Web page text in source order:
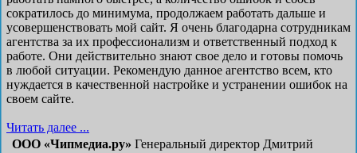
сократилось до минимума, продолжаем работать дальше и
усовершенствовать мой сайт. Я очень благодарна сотрудникам
агентства за их профессионализм и ответственный подход к
работе. Они действительно знают свое дело и готовы помочь
в любой ситуации. Рекомендую данное агентство всем, кто
нуждается в качественной настройке и устранении ошибок на
своем сайте.
Читать далее ...
ООО «Чипмедиа.ру» Генеральный директор Дмитрий